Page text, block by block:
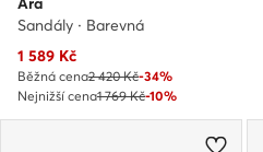
Sandály · Barevná
Aktuální cena
1 589 Kč
Běžná cena2 420 Kč-34%
Nejnižší cena1 769 Kč-10%